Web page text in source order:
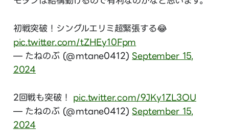
初戦突破！シングルエリミ超緊張する😂
pic.twitter.com/tZHEy10Fpm
— たねのぶ (@mtane0412)September 15,
2024
2回戦も突破！ pic.twitter.com/9JKy1ZL3OU
— たねのぶ (@mtane0412)September 15,
2024